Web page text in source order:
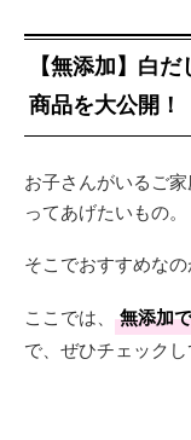
【無添加】白
商品を大公開！
お子さんがいるご
ってあげたいもの。
そこでおすすめな
ここでは、 無添加
で、ぜひチェックし